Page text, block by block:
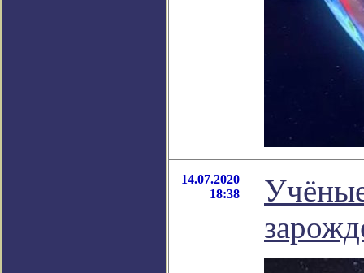
14.07.2020
18:38